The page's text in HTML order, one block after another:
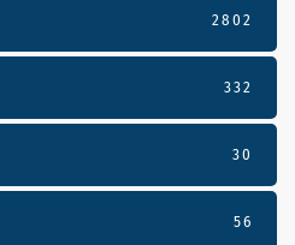
2802
332
30
56